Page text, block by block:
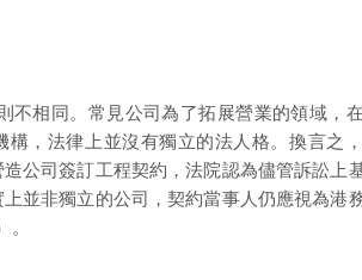
相同。常見公司為了拓展營業的領域，
，法律上並沒有獨立的法人格。換言之
公司簽訂工程契約，法院認為儘管訴訟上
並非獨立的公司，契約當事人仍應視為港